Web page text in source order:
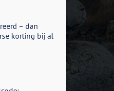
– dan
korting bij al